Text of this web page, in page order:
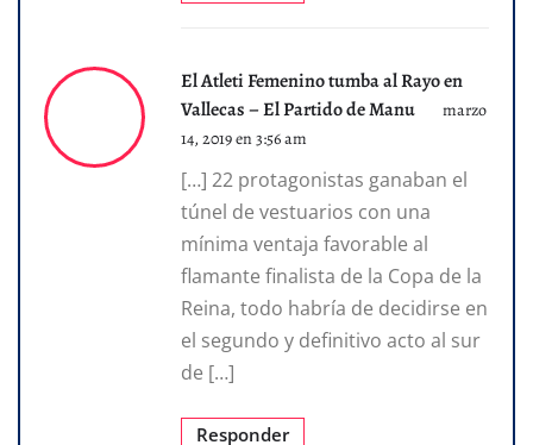
El Atleti Femenino tumba al Rayo en
Vallecas – El Partido de Manu
marzo
14, 2019 en 3:56 am
[…] 22 protagonistas ganaban el
túnel de vestuarios con una
mínima ventaja favorable al
flamante finalista de la Copa de la
Reina, todo habría de decidirse en
el segundo y definitivo acto al sur
de […]
Responder